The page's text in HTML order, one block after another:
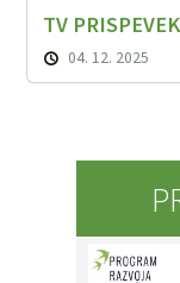
TV
04. 12. 2025